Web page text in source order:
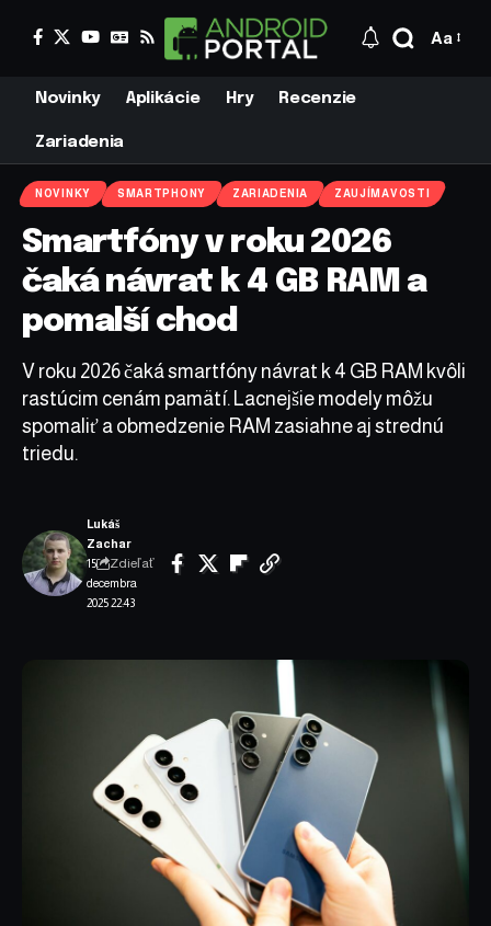
Aa
Novinky Aplikácie Hry Recenzie
Zariadenia
NOVINKY SMARTPHONY ZARIADENIA ZAUJÍMAVOSTI
Smartfóny v roku 2026
čaká návrat k 4 GB RAM a
pomalší chod
V roku 2026 čaká smartfóny návrat k 4 GB RAM kvôli
rastúcim cenám pamätí. Lacnejšie modely môžu
spomaliť a obmedzenie RAM zasiahne aj strednú
triedu.
15.
decembra
2025 22:43
Lukáš
Zachar
Zdieľať